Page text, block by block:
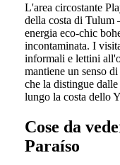
L'area circostante
della costa di Tulum
energia eco-chic
incontaminata. I
informali e lettini
mantiene un senso
che la distingue
lungo la costa dello
Cose da
Paraíso